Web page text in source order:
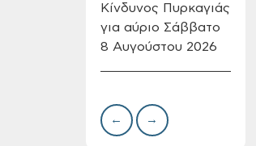
Πίνακες Κατάταξης
& Βαθμολογίας,
Πίνακες
προσληπτέων και
της προκήρυξης
ΣΟΧ 3/2026 του
Δήμου Χανίων
Κίνδυνος Πυρκαγιάς
για αύριο Σάββατο
8 Αυγούστου 2026
← →